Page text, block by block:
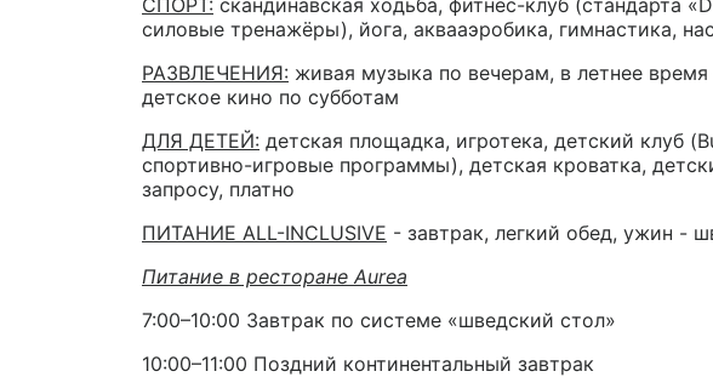
силовые тренажёры), йога, аквааэробика, гимнастика,
РАЗВЛЕЧЕНИЯ: живая музыка по вечерам, в летнее
детское кино по субботам
ДЛЯ ДЕТЕЙ: детская площадка, игротека, детский клуб
спортивно-игровые программы), детская кроватка,
запросу, платно
ПИТАНИЕ ALL-INCLUSIVE - завтрак, легкий обед, ужин -
Питание в ресторане Aurea
7:00–10:00 Завтрак по системе «шведский стол»
10:00–11:00 Поздний континентальный завтрак